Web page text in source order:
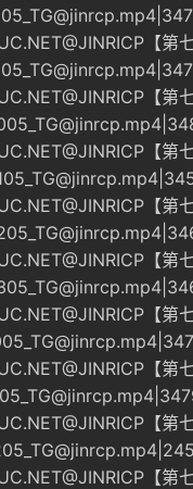
【第七
【第七
【第七
【第七
【第七
【第七
【第七
【第七
【第七